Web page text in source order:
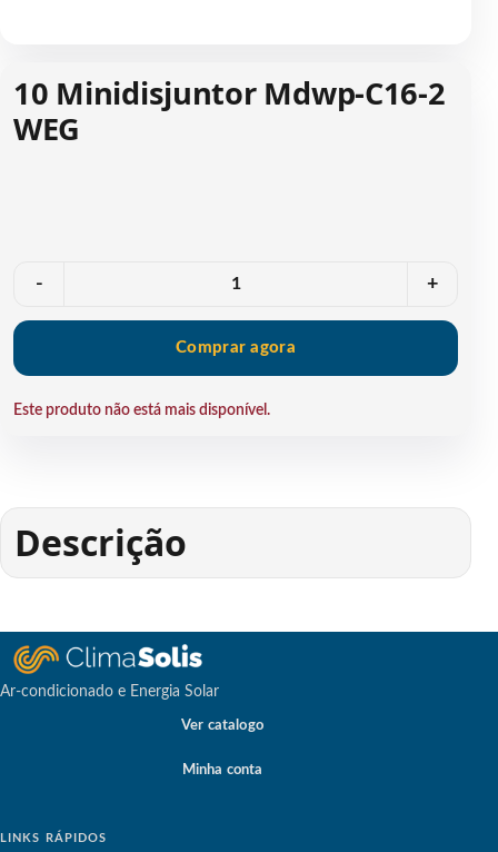
10 Minidisjuntor Mdwp-C16-2
WEG
- +
Comprar agora
Este produto não está mais disponível.
Descrição
Ar-condicionado e Energia Solar
Ver catalogo
Minha conta
LINKS RÁPIDOS